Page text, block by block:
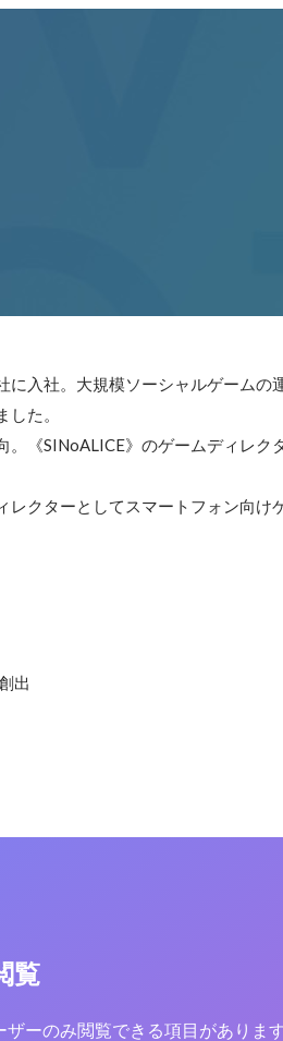
入社。大規模ソーシャルゲームの
た。
《SINoALICE》のゲームディレク
クターとしてスマートフォン向け
出
覧
ザーのみ閲覧できる項目がありま